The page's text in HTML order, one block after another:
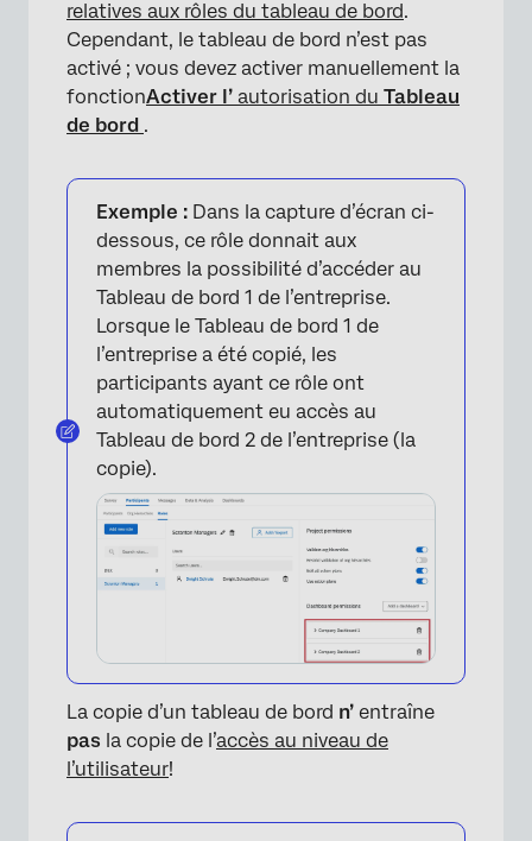
×
relatives aux rôles du tableau de bord.
Cependant, le tableau de bord n’est pas
activé ; vous devez activer manuellement la
fonctionActiver l’ autorisation du Tableau
de bord .
Exemple : Dans la capture d’écran ci-
dessous, ce rôle donnait aux
membres la possibilité d’accéder au
Tableau de bord 1 de l’entreprise.
Lorsque le Tableau de bord 1 de
l’entreprise a été copié, les
participants ayant ce rôle ont
automatiquement eu accès au
Tableau de bord 2 de l’entreprise (la
copie).
La copie d’un tableau de bord n’ entraîne
pas la copie de l’accès au niveau de
l’utilisateur!